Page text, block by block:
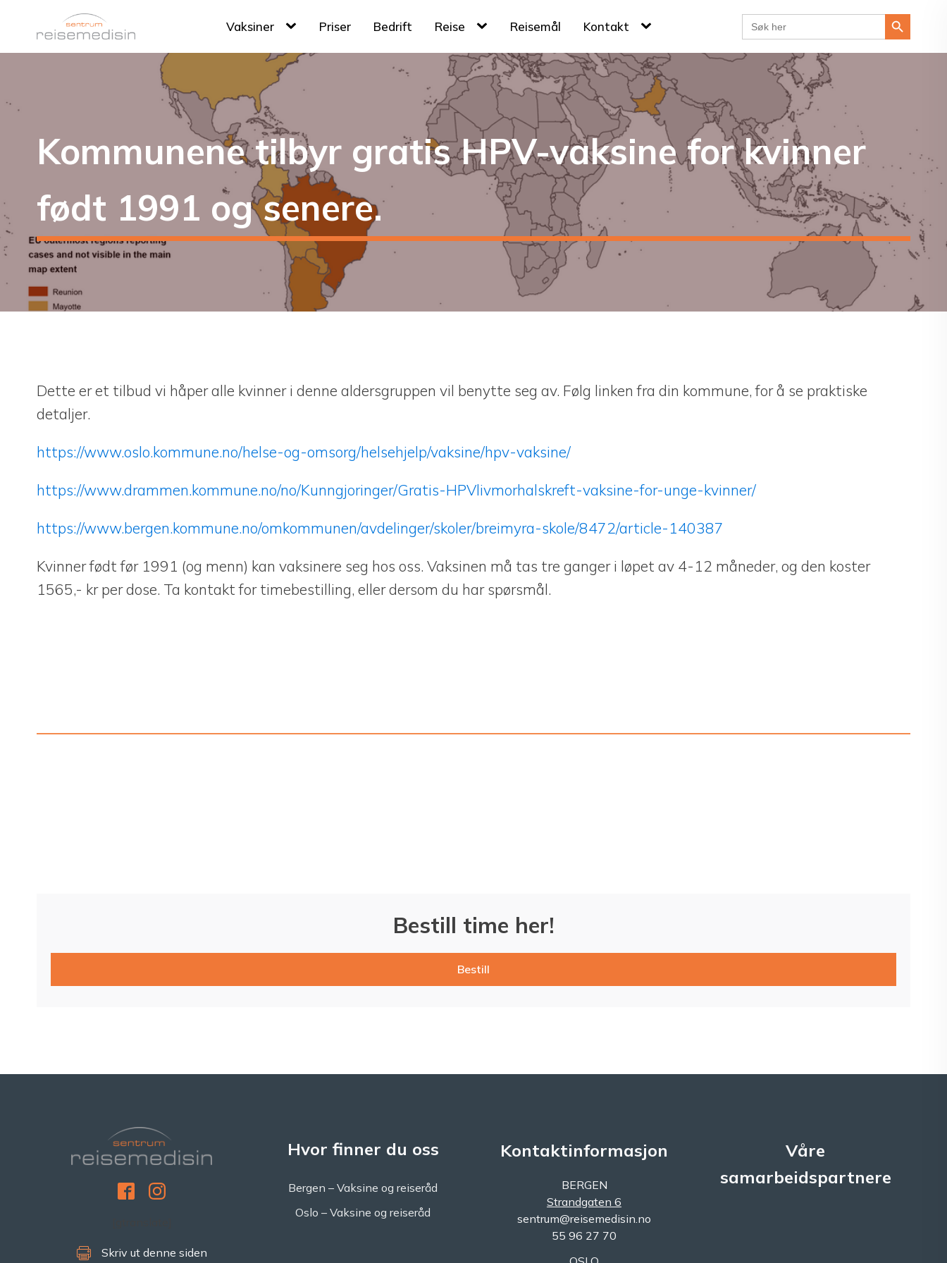
Vaksiner Priser Bedrift Reise Reisemål Kontakt
Search
for:
Search Button
Kommunene tilbyr gratis HPV-vaksine for kvinner
født 1991 og senere.
Dette er et tilbud vi håper alle kvinner i denne aldersgruppen vil benytte seg av. Følg linken fra din kommune, for å se praktiske
detaljer.
https://www.oslo.kommune.no/helse-og-omsorg/helsehjelp/vaksine/hpv-vaksine/
https://www.drammen.kommune.no/no/Kunngjoringer/Gratis-HPVlivmorhalskreft-vaksine-for-unge-kvinner/
https://www.bergen.kommune.no/omkommunen/avdelinger/skoler/breimyra-skole/8472/article-140387
Kvinner født før 1991 (og menn) kan vaksinere seg hos oss. Vaksinen må tas tre ganger i løpet av 4-12 måneder, og den koster
1565,- kr per dose. Ta kontakt for timebestilling, eller dersom du har spørsmål.
Bestill time her!
Bestill
Skriv ut denne siden
Hvor finner du oss
Bergen – Vaksine og reiseråd
Oslo – Vaksine og reiseråd
Kontaktinformasjon
BERGEN
Strandgaten 6
sentrum@reisemedisin.no
55 96 27 70
Våre
samarbeidspartnere